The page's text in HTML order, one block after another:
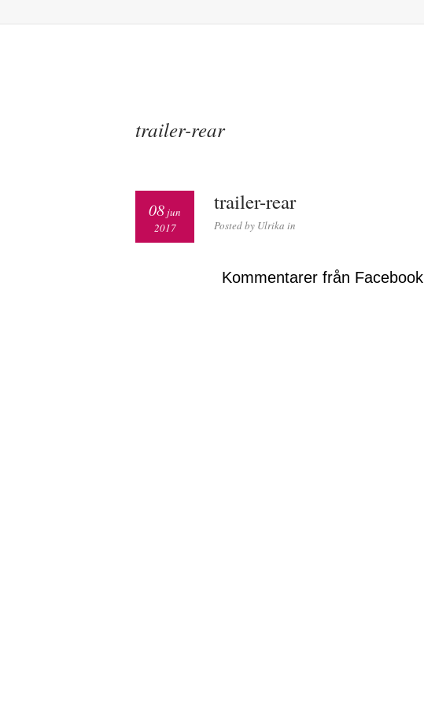
trailer-rear
trailer-rear
Posted by Ulrika in
08 jun
2017
Kommentarer från Facebook